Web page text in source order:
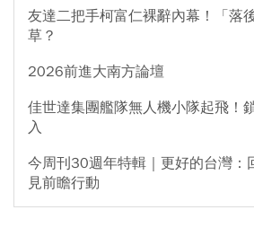
友達二把手柯富仁裸辭內幕！「落
草？
2026前進大南方論壇
佳世達集團艦隊無人機小隊起飛！
入
今周刊30週年特輯｜更好的台灣：
見前瞻行動